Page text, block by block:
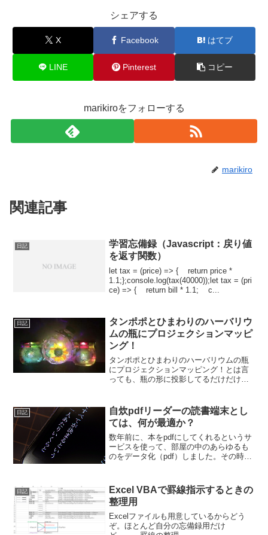
シェアする
X Facebook はてブ
LINE Pinterest コピー
marikiroをフォローする
marikiro
関連記事
日記
学習忘備録（Javascript：戻り値
を返す関数）
let tax = (price) => { return price *
1.1;};console.log(tax(40000));let tax = (pri
ce) => { return bill * 1.1; c...
日記
タンポポとひまわりのハーバリウ
ムの瓶にプロジェクションマッピ
ング！
タンポポとひまわりのハーバリウムの瓶
にプロジェクションマッピング！とは言
っても、瓶の形に投影してるだけだけ
イナルファンタジーちっくな(笑)使ったプ
ロジェクターは、ファン...
日記
自炊pdfリーダーの読書端末とし
ては、何が最適か？
数年前に、本をpdfにしてくれるというサ
ービスを使って、部屋の中のあらゆるも
のをデータ化（pdf）しました。その時
ために一番快適かとか、どんなアプリ
や、どんな設定...
日記
Excel VBAで罫線指示するときの
整理用
Excelファイルも用意しているからどう
ぞ。ほとんど自分の忘備録用だけ